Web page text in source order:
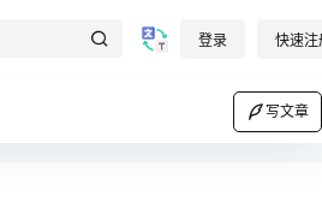
登录 快速注
写文章